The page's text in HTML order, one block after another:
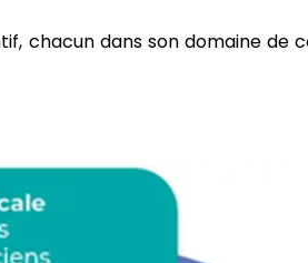
chacun dans son domaine de